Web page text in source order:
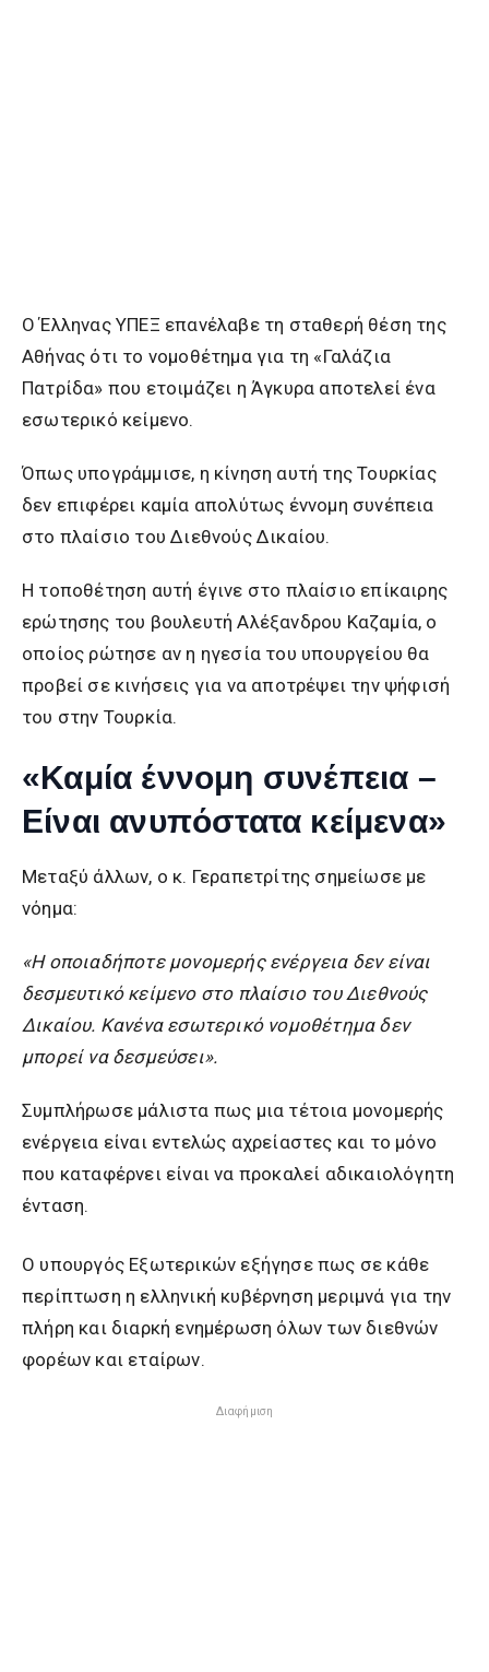
Ο Έλληνας ΥΠΕΞ επανέλαβε τη σταθερή θέση της
Αθήνας ότι το νομοθέτημα για τη «Γαλάζια
Πατρίδα» που ετοιμάζει η Άγκυρα αποτελεί ένα
εσωτερικό κείμενο.
Όπως υπογράμμισε, η κίνηση αυτή της Τουρκίας
δεν επιφέρει καμία απολύτως έννομη συνέπεια
στο πλαίσιο του Διεθνούς Δικαίου.
Η τοποθέτηση αυτή έγινε στο πλαίσιο επίκαιρης
ερώτησης του βουλευτή Αλέξανδρου Καζαμία, ο
οποίος ρώτησε αν η ηγεσία του υπουργείου θα
προβεί σε κινήσεις για να αποτρέψει την ψήφισή
του στην Τουρκία.
«Καμία έννομη συνέπεια –
Είναι ανυπόστατα κείμενα»
Μεταξύ άλλων, ο κ. Γεραπετρίτης σημείωσε με
νόημα:
«Η οποιαδήποτε μονομερής ενέργεια δεν είναι
δεσμευτικό κείμενο στο πλαίσιο του Διεθνούς
Δικαίου. Κανένα εσωτερικό νομοθέτημα δεν
μπορεί να δεσμεύσει».
Συμπλήρωσε μάλιστα πως μια τέτοια μονομερής
ενέργεια είναι εντελώς αχρείαστες και το μόνο
που καταφέρνει είναι να προκαλεί αδικαιολόγητη
ένταση.
Ο υπουργός Εξωτερικών εξήγησε πως σε κάθε
περίπτωση η ελληνική κυβέρνηση μεριμνά για την
πλήρη και διαρκή ενημέρωση όλων των διεθνών
φορέων και εταίρων.
Διαφήμιση